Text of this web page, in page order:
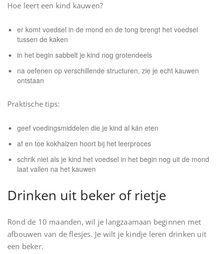
Hoe leert een kind kauwen?
er komt voedsel in de mond en de tong brengt het voedsel
tussen de kaken
in het begin sabbelt je kind nog grotendeels
na oefenen op verschillende structuren, zie je echt kauwen
ontstaan
Praktische tips:
geef voedingsmiddelen die je kind al kán eten
af en toe kokhalzen hoort bij het leerproces
schrik niet als je kind het voedsel in het begin nog uit de mond
laat vallen na het kauwen
Drinken uit beker of rietje
Rond de 10 maanden, wil je langzaamaan beginnen met
afbouwen van de flesjes. Je wilt je kindje leren drinken uit
een beker.